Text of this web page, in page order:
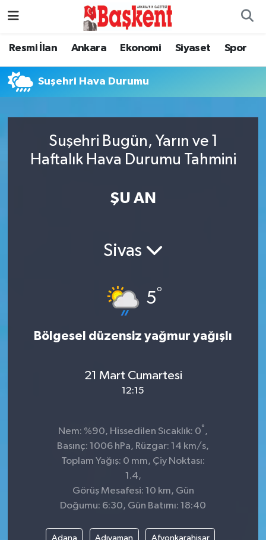
Resmi İlan Ankara Ekonomi Siyaset Spor
Suşehri Hava Durumu
Suşehri Bugün, Yarın ve 1
Haftalık Hava Durumu Tahmini
ŞU AN
Sivas
5°
Bölgesel düzensiz yağmur yağışlı
21 Mart Cumartesi
12:15
Nem: %90, Hissedilen Sıcaklık: 0° ,
Basınç: 1006 hPa, Rüzgar: 14 km/s,
Toplam Yağış: 0 mm, Çiy Noktası:
1.4,
Görüş Mesafesi: 10 km, Gün
Doğumu: 6:30, Gün Batımı: 18:40
Adana Adıyaman Afyonkarahisar